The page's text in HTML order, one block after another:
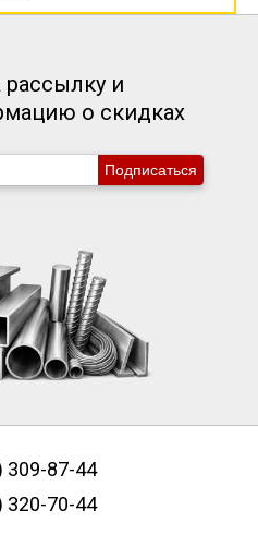
и
о скидках
Подписаться
309-87-44
320-70-44